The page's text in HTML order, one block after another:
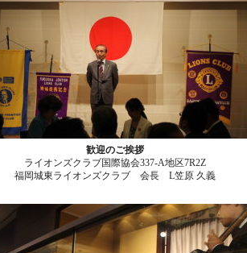
歓迎のご挨拶
ライオンズクラブ国際協会337-A地区7R2Z
福岡城東ライオンズクラブ 会長 L笠原 久義